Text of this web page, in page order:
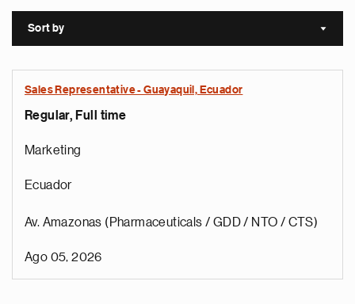
Sort by Sort
Sales Representative - Guayaquil, Ecuador
Regular, Full time
Marketing
Ecuador
Av. Amazonas (Pharmaceuticals / GDD / NTO / CTS)
Ago 05, 2026